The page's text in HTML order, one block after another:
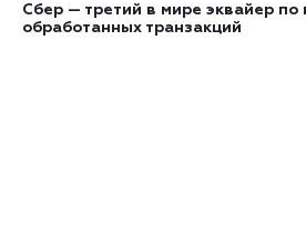
Сбер — третий в мире эквайер по
обработанных транзакций